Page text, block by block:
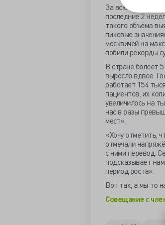
За всю Москву
последние 2
такого объёма
пиковые
москвичей на
побили рекорды
В стране болеет
выросло вдвое.
работает 154
пациентов, их
увеличилось на
нас в разы
мест».
«Хочу отметить,
отмечали
с ними перевод.
подсказывает
период роста».
Вот так, а мы то
Совещание с